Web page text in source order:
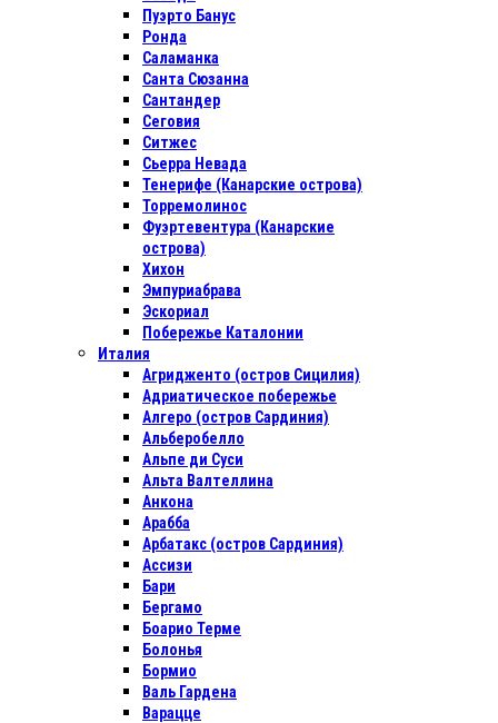
Пуэрто Банус
Ронда
Саламанка
Санта Сюзанна
Сантандер
Сеговия
Ситжес
Сьерра Невада
Тенерифе (Канарские острова)
Торремолинос
Фуэртевентура (Канарские
острова)
Хихон
Эмпуриабрава
Эскориал
Побережье Каталонии
Италия
Агридженто (остров Сицилия)
Адриатическое побережье
Алгеро (остров Сардиния)
Альберобелло
Альпе ди Суси
Альта Валтеллина
Анкона
Арабба
Арбатакс (остров Сардиния)
Ассизи
Бари
Бергамо
Боарио Терме
Болонья
Бормио
Валь Гардена
Варацце